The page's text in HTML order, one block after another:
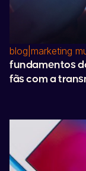
blog marketing
fundamentos
fãs com a